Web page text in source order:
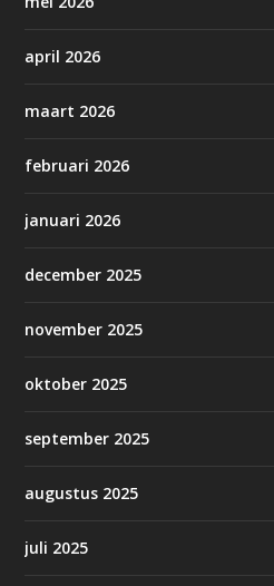
april 2026
maart 2026
februari 2026
januari 2026
december 2025
november 2025
oktober 2025
september 2025
augustus 2025
juli 2025